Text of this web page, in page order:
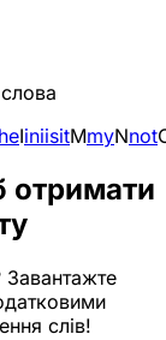
heIiniisitMmyNnot
отримати
Завантажте
слів!